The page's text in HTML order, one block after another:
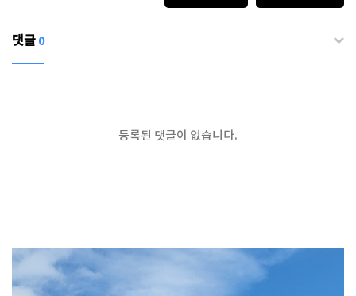
댓글 0
등록된 댓글이 없습니다.